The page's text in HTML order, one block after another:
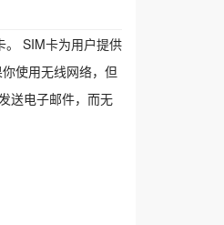
。 SIM卡为用户提供
使用无线网络，但
送电子邮件，而无